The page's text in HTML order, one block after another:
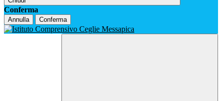
Conferma
Annulla Conferma